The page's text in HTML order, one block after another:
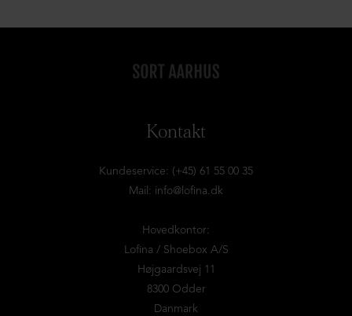
Kontakt
Kundeservice: (+45) 61 55 00 35
Mail: info@lofina.dk
Hovedkontor:
Lofina / Shoebox A/S
Højgaardsvej 11
8300 Odder
Danmark